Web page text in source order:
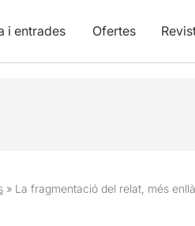
i entrades Ofertes
» La fragmentació del relat, més